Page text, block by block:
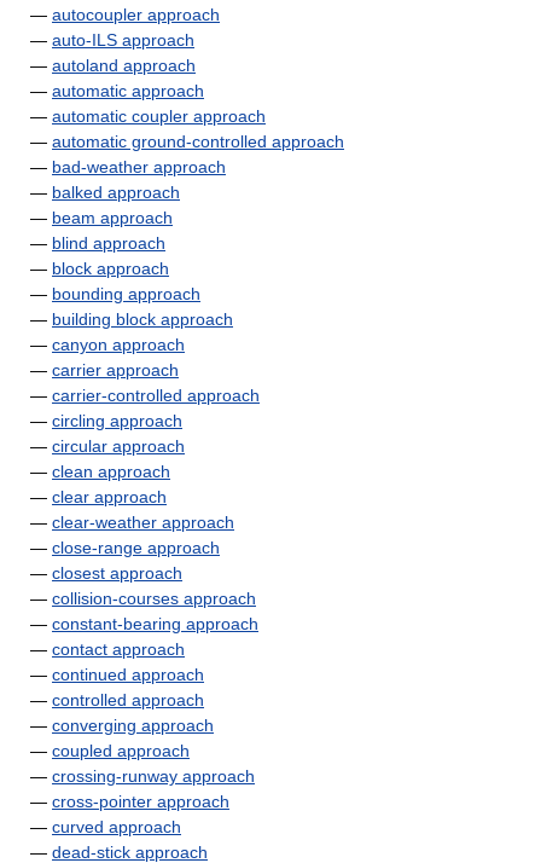
— autocoupler approach
— auto-ILS approach
— autoland approach
— automatic approach
— automatic coupler approach
— automatic ground-controlled approach
— bad-weather approach
— balked approach
— beam approach
— blind approach
— block approach
— bounding approach
— building block approach
— canyon approach
— carrier approach
— carrier-controlled approach
— circling approach
— circular approach
— clean approach
— clear approach
— clear-weather approach
— close-range approach
— closest approach
— collision-courses approach
— constant-bearing approach
— contact approach
— continued approach
— controlled approach
— converging approach
— coupled approach
— crossing-runway approach
— cross-pointer approach
— curved approach
— dead-stick approach